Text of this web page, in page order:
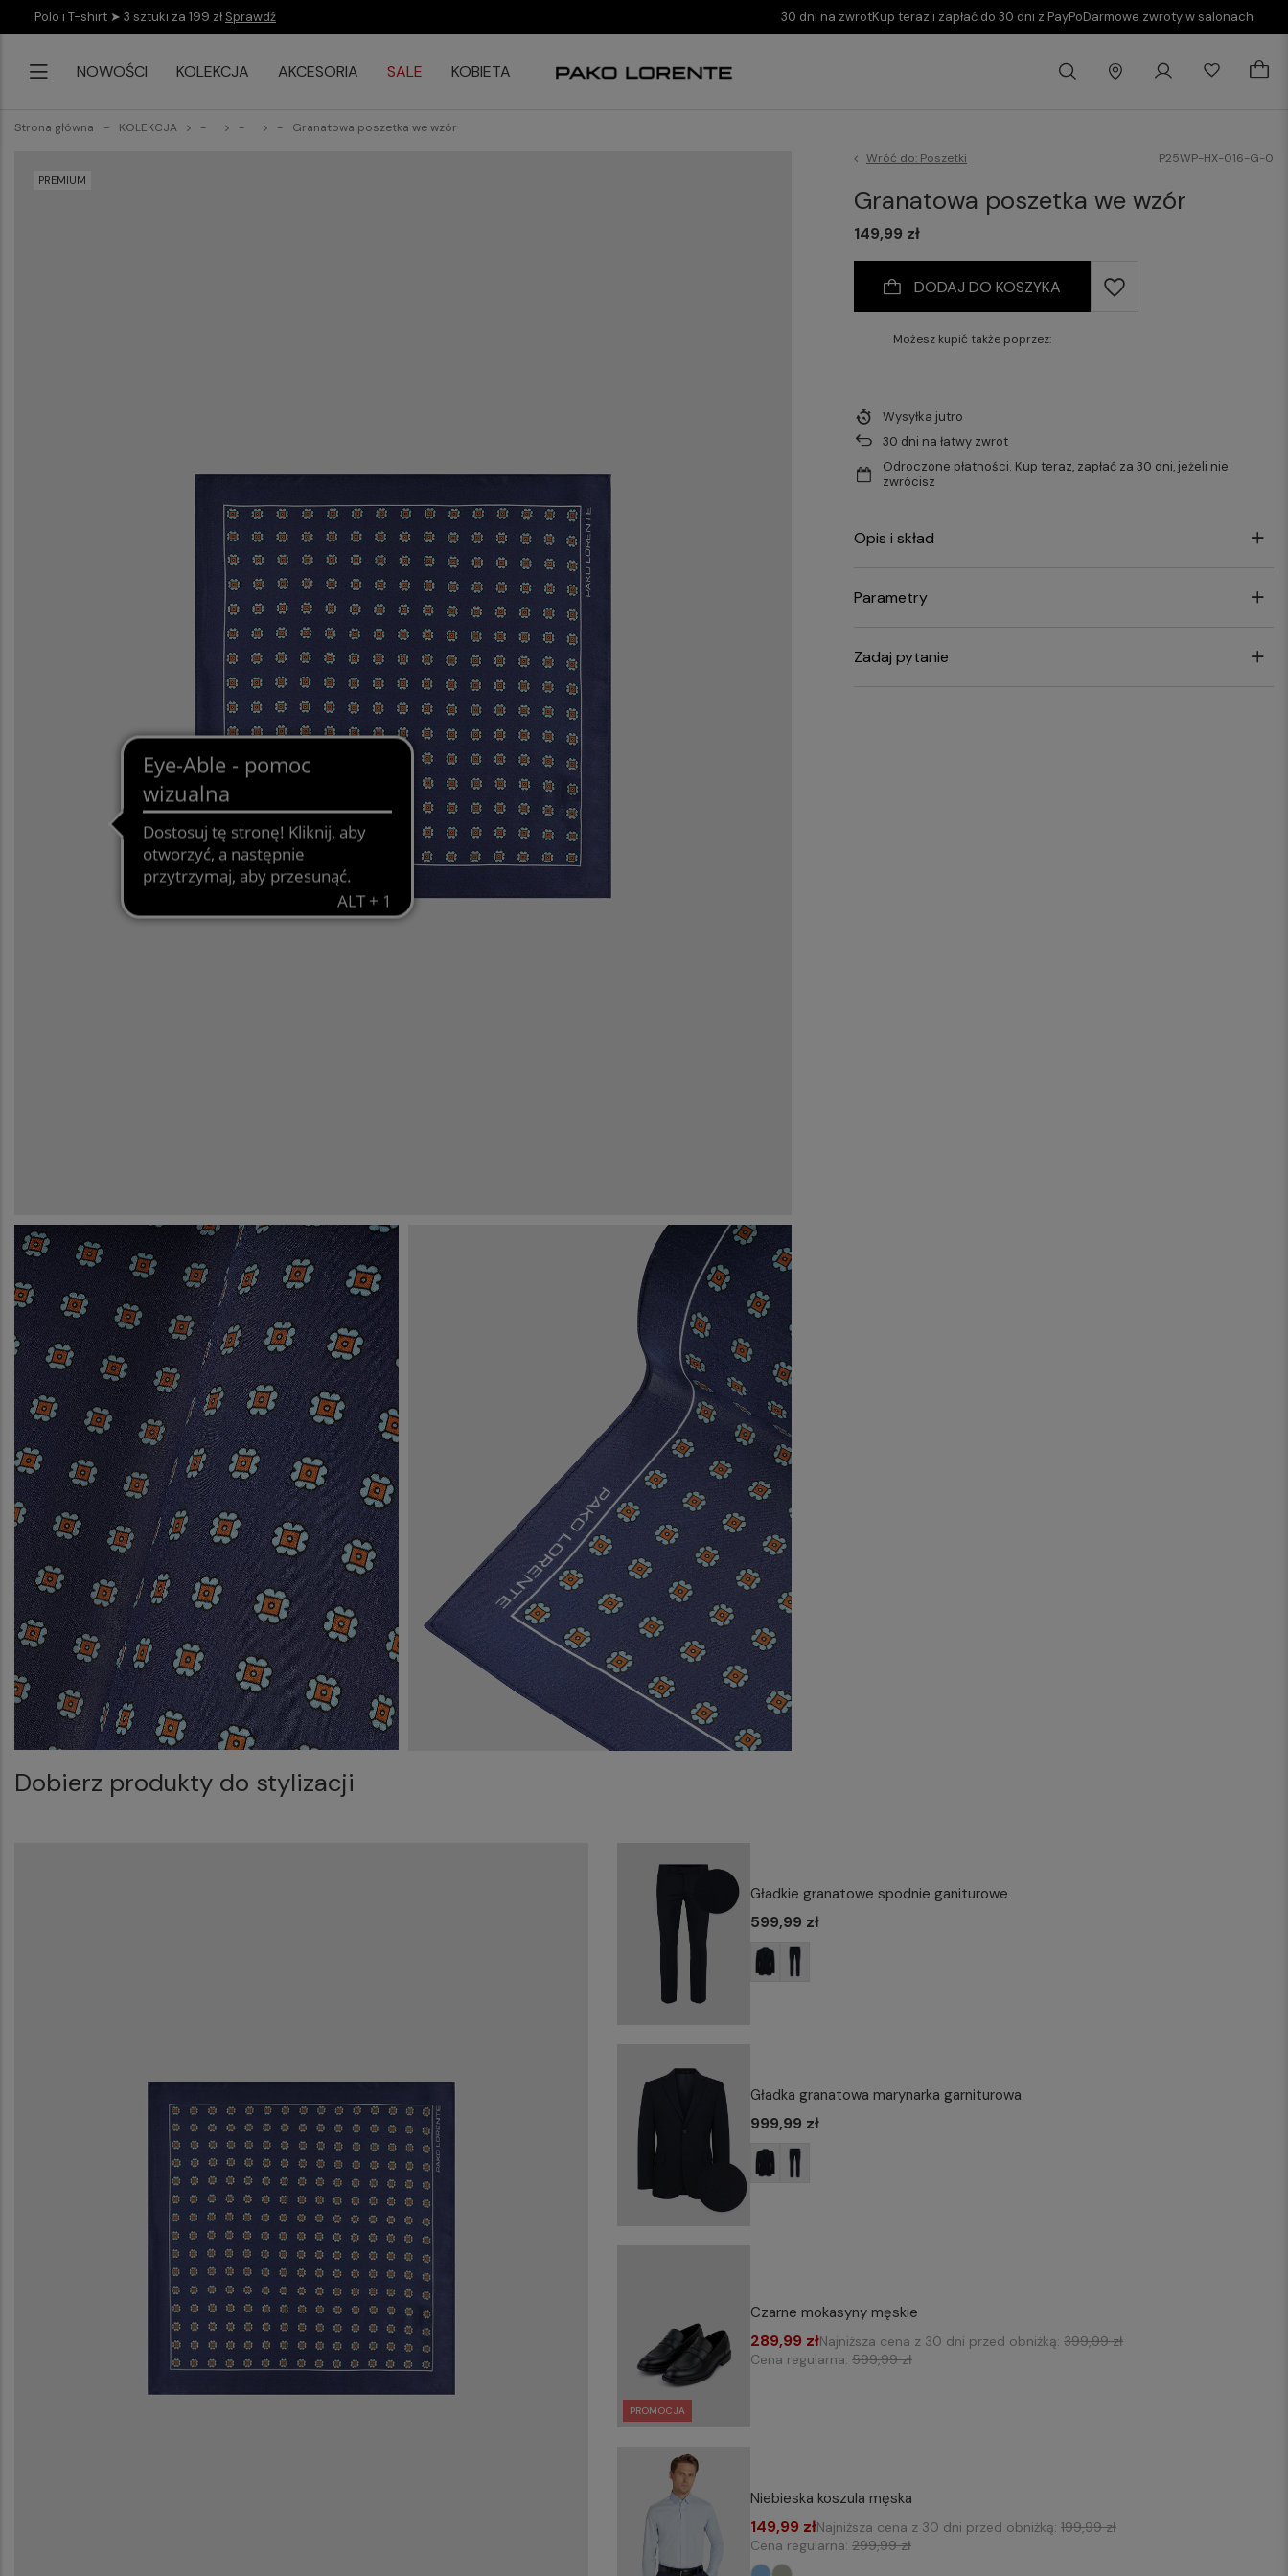
Polo i T-shirt ➤ 3 sztuki za 199 zł Sprawdź 30 dni na zwrotKup teraz i zapłać do 30 dni z PayPoDarmowe zwroty w salonach
NOWOŚCI KOLEKCJA AKCESORIA SALE KOBIETA
Strona główna KOLEKCJA Granatowa poszetka we wzór
PREMIUM
Wróć do: Poszetki P25WP-HX-016-G-0
Granatowa poszetka we wzór
149,99 zł
DODAJ DO KOSZYKA
Możesz kupić także poprzez:
Wysyłka jutro
30 dni na łatwy zwrot
Odroczone płatności. Kup teraz, zapłać za 30 dni, jeżeli nie
zwrócisz
Opis i skład
Parametry
Zadaj pytanie
Dobierz produkty do stylizacji
Gładkie granatowe spodnie ganiturowe
599,99 zł
Gładka granatowa marynarka garniturowa
999,99 zł
PROMOCJA
Czarne mokasyny męskie
289,99 złNajniższa cena z 30 dni przed obniżką:399,99 zł
Cena regularna:599,99 zł
Niebieska koszula męska
149,99 złNajniższa cena z 30 dni przed obniżką:199,99 zł
Cena regularna:299,99 zł